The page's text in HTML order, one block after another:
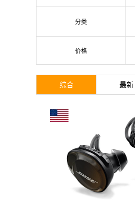
分类
价格
综合 最新